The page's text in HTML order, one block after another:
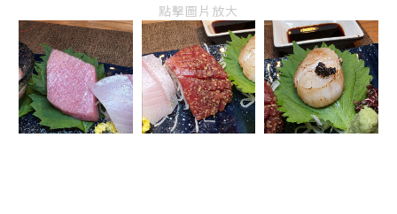
點擊圖片放大